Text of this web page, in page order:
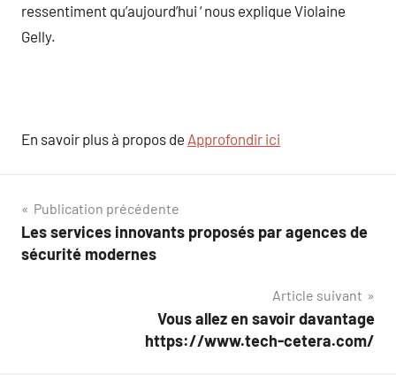
ressentiment qu’aujourd’hui ‘ nous explique Violaine
Gelly.
En savoir plus à propos de Approfondir ici
Navigation
de
Publication précédente
Les services innovants proposés par agences de
sécurité modernes
Article suivant
Vous allez en savoir davantage
https://www.tech-cetera.com/